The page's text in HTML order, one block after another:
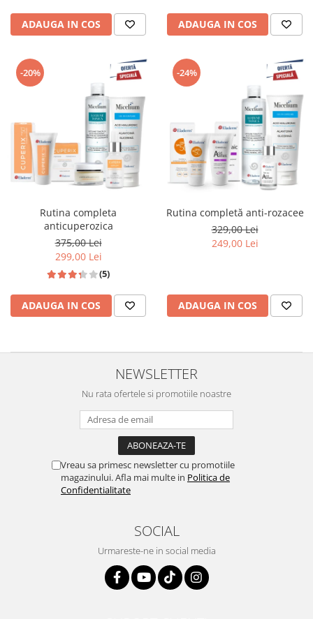
ADAUGA IN COS ADAUGA IN COS
-20%
Rutina completa
anticuperozica
375,00 Lei
299,00 Lei
(5)
ADAUGA IN COS
-24%
Rutina completă anti-rozacee
329,00 Lei
249,00 Lei
ADAUGA IN COS
NEWSLETTER
Nu rata ofertele si promotiile noastre
Vreau sa primesc newsletter cu promotiile
magazinului. Afla mai multe in Politica de
Confidentialitate
SOCIAL
Urmareste-ne in social media